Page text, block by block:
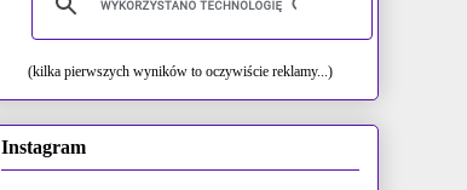
(kilka pierwszych wyników to oczywiście reklamy...)
Instagram